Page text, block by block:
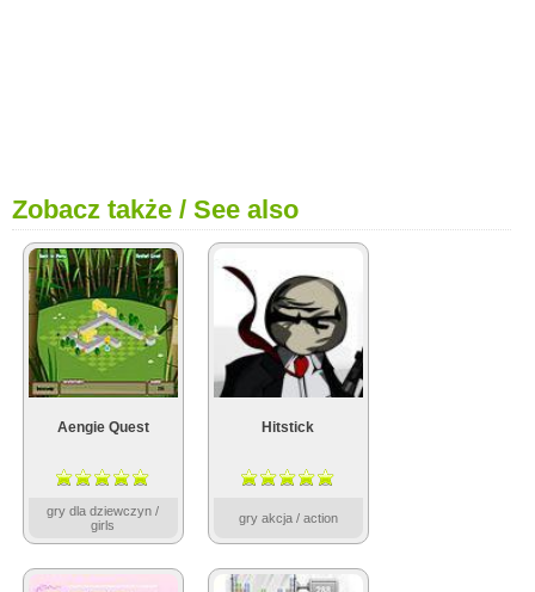
Zobacz także / See also
Aengie Quest
gry dla dziewczyn /
girls
Hitstick
gry akcja / action